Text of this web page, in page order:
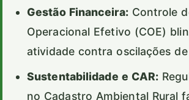
Gestão Financeira:Controle
Operacional Efetivo (COE)
atividade contra oscilações
Sustentabilidade e CAR:
no Cadastro Ambiental Rural